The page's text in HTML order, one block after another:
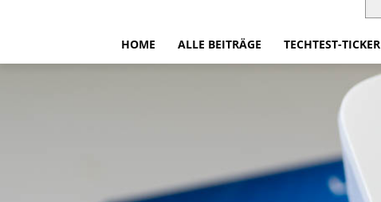
HOME ALLE BEITRÄGE TECHTEST-TICKER